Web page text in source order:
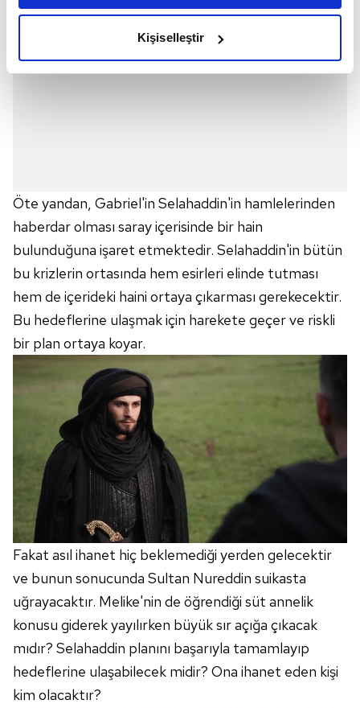
amacımızın size daha iyi bir reklam deneyimi sunmak
elimizden gelen çabayı gösterdiğimizi ve bu noktada,
Sizlere daha iyi bir hizmet sunabilmek için İnternet
Sitemizde kendimize ve üçüncü kişilere ait çerezler
verileriniz işlenmekte olup gerekli olan çerezler bilgi
toplumu hizmetlerinin sunulması amacıyla
kullanılmaktadır. Diğer çerezler, sitemizin daha işlevsel
kılınması ve kişiselleştirilmesi ve sizlere yönelik
reklam/pazarlama faaliyetlerinin yapılması, amaçlarıyla
sınırlı olarak açık rızanız dahilinde kullanılacaktır.
Çerezlere ilişkin tercihlerinizi aşağıda yer alan panel
vasıtasıyla belirleyebilirsiniz. Çerezlere ilişkin detaylı bilgi
için Ayarlar butonuna tıklayabilir,
Metnimizi
ziyaret edebilirsiniz.
6698 sayılı Kişisel Verilerin Korunması Kanunu uyarınca
hazırlanmış Aydınlatma Metnimizi okumak ve sitemizde
ilgili mevzuata uygun olarak kullanılan çerezlerle ilgili bilgi
almak için lütfen tıklayınız .
Kişiselleştir
Öte yandan, Gabriel'in Selahaddin'in hamlelerinden
haberdar olması saray içerisinde bir hain
bulunduğuna işaret etmektedir. Selahaddin'in bütün
bu krizlerin ortasında hem esirleri elinde tutması
hem de içerideki haini ortaya çıkarması gerekecektir.
Bu hedeflerine ulaşmak için harekete geçer ve riskli
bir plan ortaya koyar.
Fakat asıl ihanet hiç beklemediği yerden gelecektir
ve bunun sonucunda Sultan Nureddin suikasta
uğrayacaktır. Melike'nin de öğrendiği süt annelik
konusu giderek yayılırken büyük sır açığa çıkacak
mıdır? Selahaddin planını başarıyla tamamlayıp
hedeflerine ulaşabilecek midir? Ona ihanet eden kişi
kim olacaktır?